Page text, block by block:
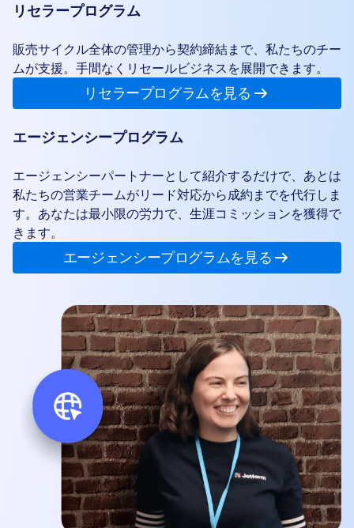
リセラープログラム
販売サイクル全体の管理から契約締結まで、私たちのチー
ムが支援。手間なくリセールビジネスを展開できます。
リセラープログラムを見る
エージェンシープログラム
エージェンシーパートナーとして紹介するだけで、あとは
私たちの営業チームがリード対応から成約までを代行しま
す。あなたは最小限の労力で、生涯コミッションを獲得で
きます。
エージェンシープログラムを見る